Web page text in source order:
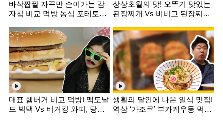
바삭짭짤 자꾸만 손이가는 감
자칩 비교 먹방 농심 포테토칩
상상초월의 맛! 오뚜기 맛있는
된장찌개 Vs 비비고 된장찌개
대표 햄버거 비교 먹방! 맥도날
드 빅맥 Vs 버거킹 와퍼, 당신
생활의 달인에 나온 일식 맛집!
역삼 ‘가조쿠’ 부카케우동 먹방